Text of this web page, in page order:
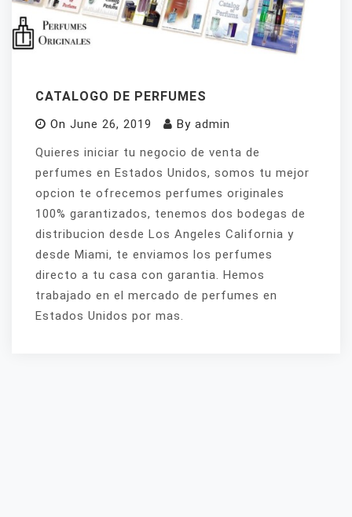
CATALOGO DE PERFUMES
On June 26, 2019 By admin
Quieres iniciar tu negocio de venta de
perfumes en Estados Unidos, somos tu mejor
opcion te ofrecemos perfumes originales
100% garantizados, tenemos dos bodegas de
distribucion desde Los Angeles California y
desde Miami, te enviamos los perfumes
directo a tu casa con garantia. Hemos
trabajado en el mercado de perfumes en
Estados Unidos por mas.